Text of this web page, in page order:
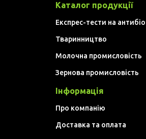
Каталог продукції
Експрес-тести на
Тваринництво
Молочна промисловість
Зернова промисловість
Інформація
Про компанію
Доставка та оплата